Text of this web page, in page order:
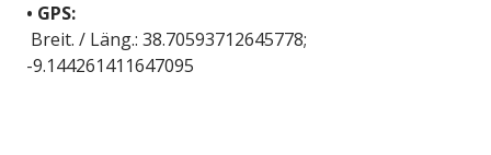
• GPS:
Breit. / Läng.: 38.70593712645778;
-9.144261411647095